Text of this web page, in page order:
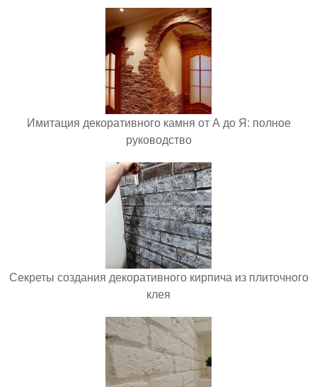
Имитация декоративного камня от А до Я: полное
руководство
Секреты создания декоративного кирпича из плиточного
клея